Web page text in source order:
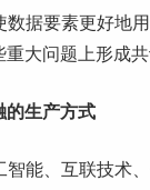
数据要素更好地
大问题上形成共
的生产方式
智能、互联技术